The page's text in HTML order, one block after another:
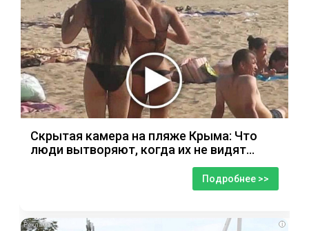
Скрытая камера на пляже Крыма: Что
люди вытворяют, когда их не видят...
Подробнее >>
i